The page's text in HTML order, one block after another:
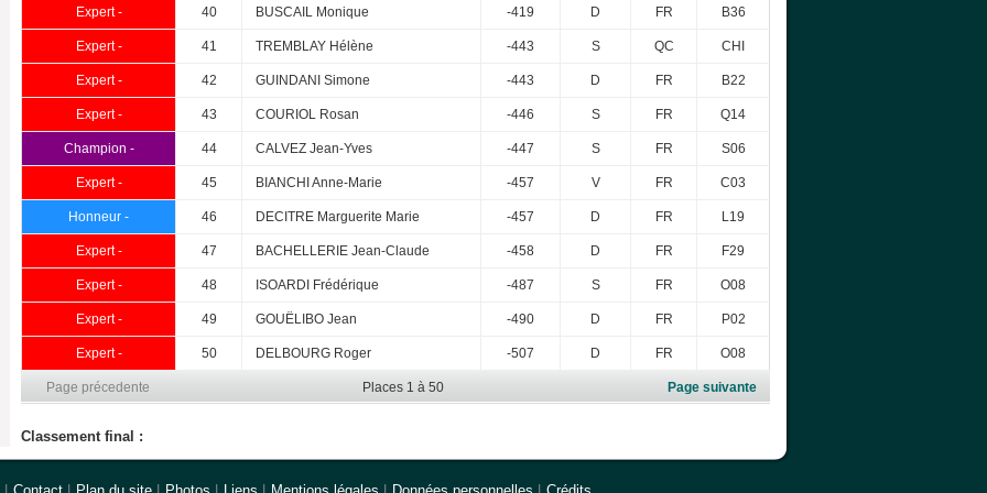
Expert - 40 BUSCAIL Monique -419 D FR B36
Expert - 41 TREMBLAY Hélène -443 S QC CHI
Expert - 42 GUINDANI Simone -443 D FR B22
Expert - 43 COURIOL Rosan -446 S FR Q14
Champion - 44 CALVEZ Jean-Yves -447 S FR S06
Expert - 45 BIANCHI Anne-Marie -457 V FR C03
Honneur - 46 DECITRE Marguerite Marie -457 D FR L19
Expert - 47 BACHELLERIE Jean-Claude -458 D FR F29
Expert - 48 ISOARDI Frédérique -487 S FR O08
Expert - 49 GOUËLIBO Jean -490 D FR P02
Expert - 50 DELBOURG Roger -507 D FR O08
Page précedente Places 1 à 50 Page suivante
Classement final :